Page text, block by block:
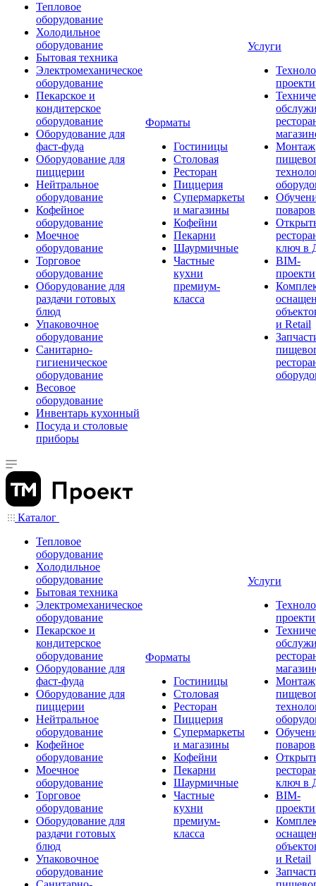
Тепловое
оборудование
Холодильное
оборудование
Бытовая техника
Электромеханическое
оборудование
Пекарское и
кондитерское
оборудование
Оборудование для
фаст-фуда
Оборудование для
пиццерии
Нейтральное
оборудование
Кофейное
оборудование
Моечное
оборудование
Торговое
оборудование
Оборудование для
раздачи готовых
блюд
Упаковочное
оборудование
Санитарно-
гигиеническое
оборудование
Весовое
оборудование
Инвентарь кухонный
Посуда и столовые
приборы
Форматы
Гостиницы
Столовая
Ресторан
Пиццерия
Супермаркеты
и магазины
Кофейни
Пекарни
Шаурмичные
Частные
кухни
премиум-
класса
Услуги
Монтаж
поваров
ключ в
BIM-
и Retail
Каталог
Тепловое
оборудование
Холодильное
оборудование
Бытовая техника
Электромеханическое
оборудование
Пекарское и
кондитерское
оборудование
Оборудование для
фаст-фуда
Оборудование для
пиццерии
Нейтральное
оборудование
Кофейное
оборудование
Моечное
оборудование
Торговое
оборудование
Оборудование для
раздачи готовых
блюд
Упаковочное
оборудование
Форматы
Гостиницы
Столовая
Ресторан
Пиццерия
Супермаркеты
и магазины
Кофейни
Пекарни
Шаурмичные
Частные
кухни
премиум-
класса
Услуги
Монтаж
поваров
ключ в
BIM-
и Retail